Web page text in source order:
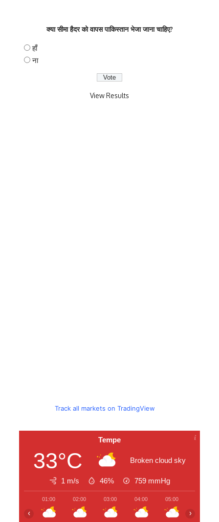
क्या सीमा हैदर को वापस पाकिस्तान भेजा जाना चाहिए?
हाँ
ना
View Results
Track all markets on TradingView
Tempe
33°C Broken cloud sky
1 m/s 46% 759 mmHg
01:00 02:00 03:00 04:00 05:00
‹ ›